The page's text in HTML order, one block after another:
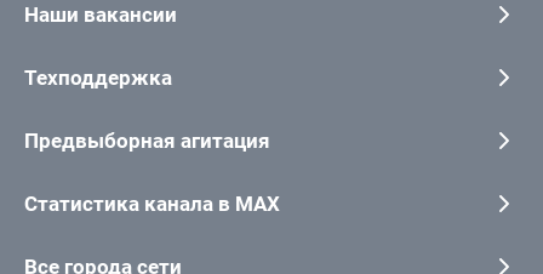
Наши вакансии
Техподдержка
Предвыборная агитация
Статистика канала в MAX
Все города сети